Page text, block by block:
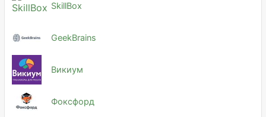
SkillBox
GeekBrains
Викиум
Фоксфорд